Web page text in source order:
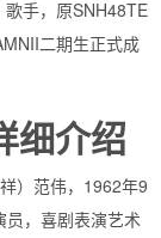
手，原SNH48TE
二期生正式成
细介绍
）范伟，1962年9
，喜剧表演艺术